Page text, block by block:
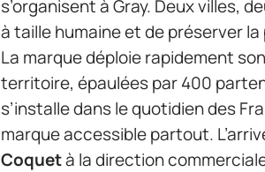
s’organisent à Gray. Deux villes,
à taille humaine et de préserver
La marque déploie rapidement
territoire, épaulées par 400
s’installe dans le quotidien des
marque accessible partout.
Coquetà la direction